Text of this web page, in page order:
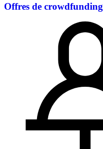
Offres de crowdfunding